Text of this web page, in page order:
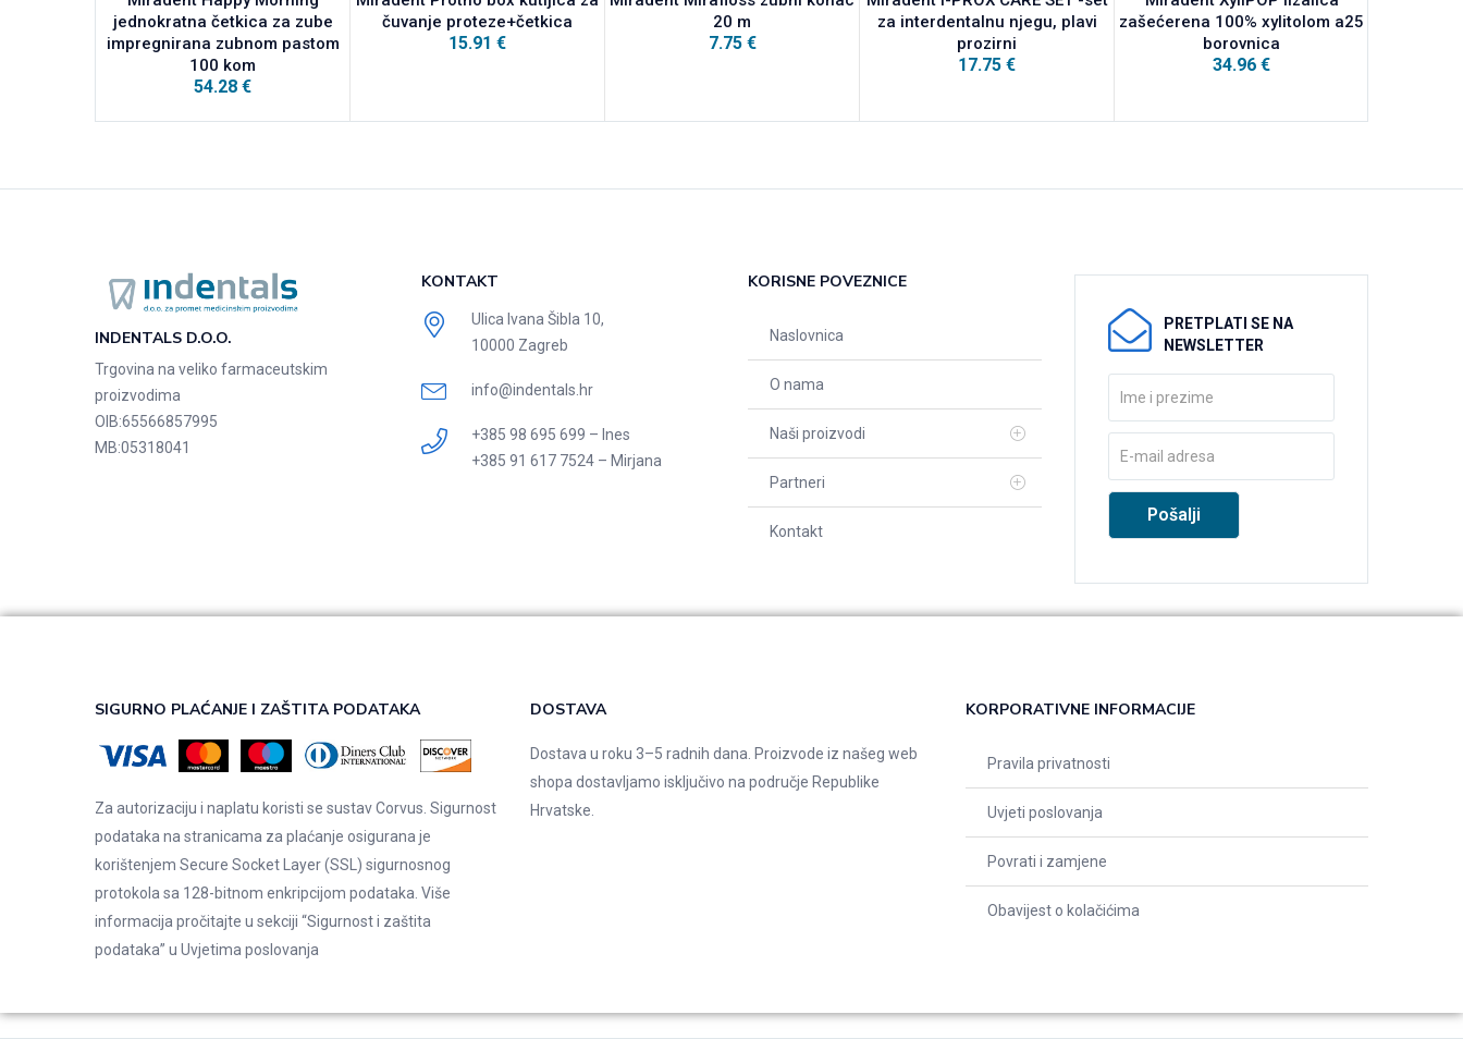
jednokratna četkica za zube
impregnirana zubnom pastom
100 kom
54.28 €
čuvanje proteze+četkica
15.91 €
20 m
7.75 €
za interdentalnu njegu, plavi
prozirni
17.75 €
zašećerena 100% xylitolom a25
borovnica
34.96 €
INDENTALS D.O.O.
Trgovina na veliko farmaceutskim
proizvodima
OIB:65566857995
MB:05318041
KONTAKT
Ulica Ivana Šibla 10,
10000 Zagreb
info@indentals.hr
+385 98 695 699 – Ines
+385 91 617 7524 – Mirjana
KORISNE POVEZNICE
Naslovnica
O nama
Naši proizvodi
Partneri
Kontakt
PRETPLATI SE NA
NEWSLETTER
SIGURNO PLAĆANJE I ZAŠTITA PODATAKA
Za autorizaciju i naplatu koristi se sustav Corvus. Sigurnost
podataka na stranicama za plaćanje osigurana je
korištenjem Secure Socket Layer (SSL) sigurnosnog
protokola sa 128-bitnom enkripcijom podataka. Više
informacija pročitajte u sekciji “Sigurnost i zaštita
podataka” u Uvjetima poslovanja
DOSTAVA
Dostava u roku 3–5 radnih dana. Proizvode iz našeg web
shopa dostavljamo isključivo na područje Republike
Hrvatske.
KORPORATIVNE INFORMACIJE
Pravila privatnosti
Uvjeti poslovanja
Povrati i zamjene
Obavijest o kolačićima